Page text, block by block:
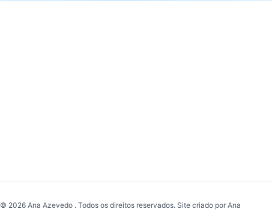
© 2026 Ana Azevedo . Todos os direitos reservados. Site criado por Ana